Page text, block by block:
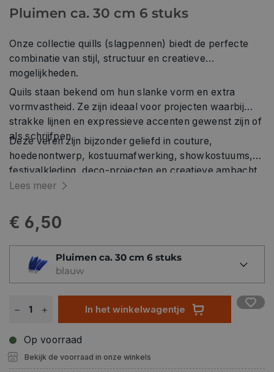
Pluimen ca. 30 cm 6 stuks
Onze collectie quills (slagpennen) biedt de perfecte
combinatie van stijl, structuur en creatieve
mogelijkheden.
Quils staan bekend om hun slanke vorm en extra
vormvastheid. Ze zijn ideaal voor projecten waarbij
strakke lijnen en expressieve accenten gewenst zijn of
als schrijfpen.
Deze veren zijn bijzonder geliefd in couture,
hoedenontwerp, kostuumafwerking, showkostuums,
festivalkleding, deco-projecten en creatieve ambacht.
Dankzij hun stevige nerf laten quills zich uitstekend
favoriet maakt bij ontwerpers en stylisten die precisie
en impact zoeken.
Lees meer
€ 6,50
Pluimen ca. 30 cm 6 stuks
blauw
In het winkelwagentje
Op voorraad
Bekijk de voorraad in onze winkels